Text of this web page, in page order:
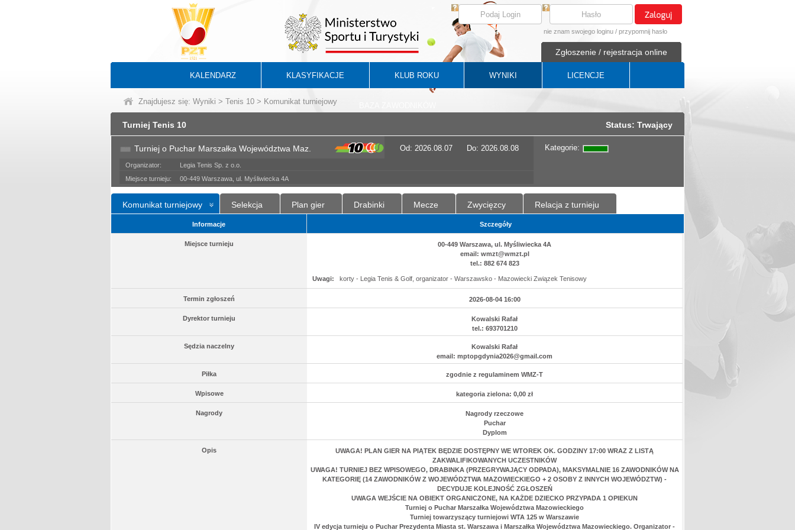
nie znam swojego loginu / przypomnij hasło
Zgłoszenie / rejestracja online
KALENDARZ KLASYFIKACJE KLUB ROKU WYNIKI LICENCJE
Znajdujesz się: Wyniki > Tenis 10 > Komunikat turniejowy
Turniej Tenis 10 Status: Trwający
Turniej o Puchar Marszałka Województwa Maz. Od: 2026.08.07 Do: 2026.08.08
Organizator:
Legia Tenis Sp. z o.o.
Miejsce turnieju:
00-449 Warszawa, ul. Myśliwiecka 4A
Kategorie:
Komunikat turniejowy Selekcja Plan gier Drabinki Mecze Zwycięzcy Relacja z turnieju
Informacje Szczegóły
Miejsce turnieju
00-449 Warszawa, ul. Myśliwiecka 4A
email: wmzt@wmzt.pl
tel.: 882 674 823
Uwagi: korty - Legia Tenis & Golf, organizator - Warszawsko - Mazowiecki Związek Tenisowy
Termin zgłoszeń 2026-08-04 16:00
Dyrektor turnieju
Kowalski Rafał
tel.: 693701210
Sędzia naczelny
Kowalski Rafał
email: mptopgdynia2026@gmail.com
Piłka zgodnie z regulaminem WMZ-T
Wpisowe kategoria zielona: 0,00 zł
Nagrody
Nagrody rzeczowe
Puchar
Dyplom
Opis
UWAGA! PLAN GIER NA PIĄTEK BĘDZIE DOSTĘPNY WE WTOREK OK. GODZINY 17:00 WRAZ Z LISTĄ
ZAKWALIFIKOWANYCH UCZESTNIKÓW
UWAGA! TURNIEJ BEZ WPISOWEGO, DRABINKA (PRZEGRYWAJĄCY ODPADA), MAKSYMALNIE 16 ZAWODNIKÓW NA
KATEGORIĘ (14 ZAWODNIKÓW Z WOJEWÓDZTWA MAZOWIECKIEGO + 2 OSOBY Z INNYCH WOJEWÓDZTW) -
DECYDUJE KOLEJNOŚĆ ZGŁOSZEŃ
UWAGA WEJŚCIE NA OBIEKT ORGANICZONE, NA KAŻDE DZIECKO PRZYPADA 1 OPIEKUN
Turniej o Puchar Marszałka Województwa Mazowieckiego
Turniej towarzyszący turniejowi WTA 125 w Warszawie
IV edycja turnieju o Puchar Prezydenta Miasta st. Warszawa i Marszałka Województwa Mazowieckiego. Organizator -